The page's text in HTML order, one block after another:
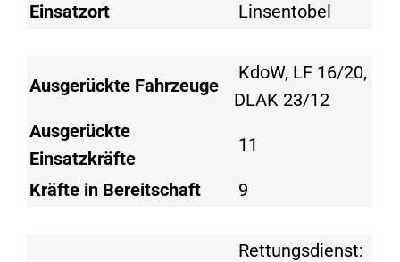
Einsatzort
Linsentobel
Ausgerückte Fahrzeuge
KdoW, LF 16/20,
DLAK 23/12
Ausgerückte
Einsatzkräfte
11
Kräfte in Bereitschaft 9
Rettungsdienst: